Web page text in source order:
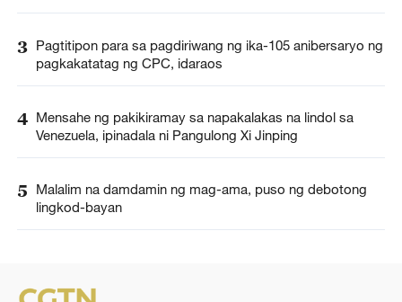
3 Pagtitipon para sa pagdiriwang ng ika-105 anibersaryo ng
pagkakatatag ng CPC, idaraos
4 Mensahe ng pakikiramay sa napakalakas na lindol sa
Venezuela, ipinadala ni Pangulong Xi Jinping
5
Malalim na damdamin ng mag-ama, puso ng debotong
lingkod-bayan